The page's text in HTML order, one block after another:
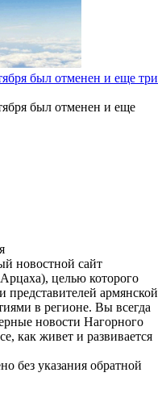
был отменен и еще три
был отменен и еще
новостной сайт
целью которого
представителей армянской
в регионе. Вы всегда
новости Нагорного
как живет и развивается
без указания обратной